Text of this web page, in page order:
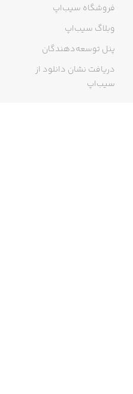
فروشگاه سیب‌اپ
وبلاگ سیب‌اپ
پنل توسعه‌دهندگان
دریافت نشان دانلود از
سیب‌اپ